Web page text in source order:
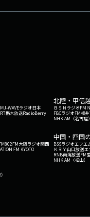
J-WAVEラジオ日本
栃木放送RadioBerry
北陸・甲信
ＢＳＮラジオFM
FBCラジオFM福井
NHK AM（名古屋）
FM大阪ラジオ関西
FM KYOTO
中国・四国
BSSラジオエフエ
ＫＲＹ山口放送エ
RNB南海放送FM
NHK AM（松山）